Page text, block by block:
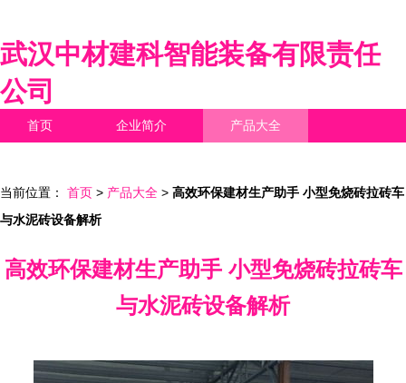
武汉中材建科智能装备有限责任
公司
首页 企业简介 产品大全
当前位置： 首页 > 产品大全 > 高效环保建材生产助手 小型免烧砖拉砖车
与水泥砖设备解析
高效环保建材生产助手 小型免烧砖拉砖车
与水泥砖设备解析